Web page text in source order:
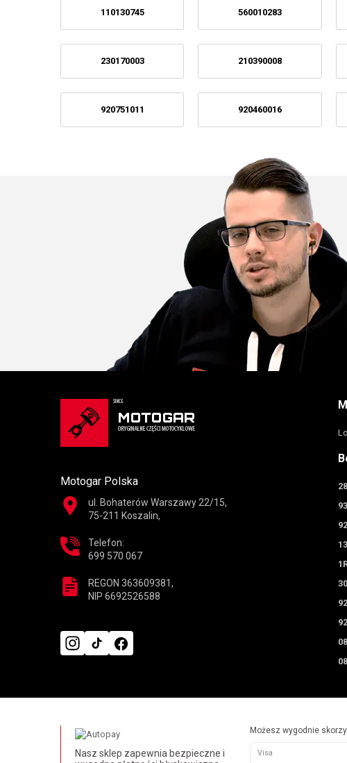
110130745 560010283
230170003 210390008
920751011 920460016
Motogar Polska
ul. Bohaterów Warszawy 22/15,
75-211 Koszalin,
Telefon:
699 570 067
REGON 363609381,
NIP 6692526588
Nasz sklep zapewnia bezpieczne i
Możesz wygodnie
Visa